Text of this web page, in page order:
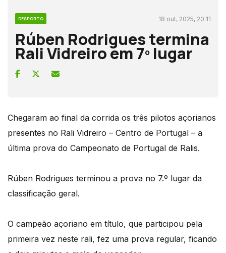
DESPORTO 18 out, 2025, 20:11
Rúben Rodrigues termina
Rali Vidreiro em 7º lugar
Chegaram ao final da corrida os três pilotos açorianos
presentes no Rali Vidreiro – Centro de Portugal – a
última prova do Campeonato de Portugal de Ralis.
Rúben Rodrigues terminou a prova no 7.º lugar da
classificação geral.
O campeão açoriano em título, que participou pela
primeira vez neste rali, fez uma prova regular, ficando